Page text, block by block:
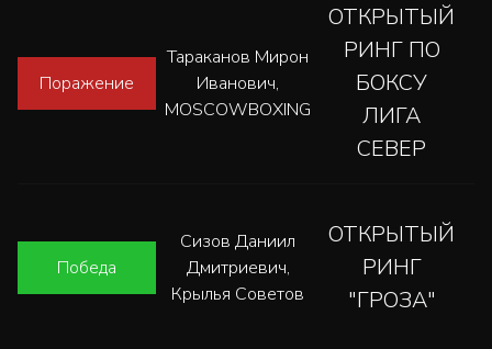
Поражение
Тараканов Мирон
Иванович,
MOSCOWBOXING
ОТКРЫТЫЙ
РИНГ ПО
БОКСУ
ЛИГА
СЕВЕР
Победа
Сизов Даниил
Дмитриевич,
Крылья Советов
ОТКРЫТЫЙ
РИНГ
"ГРОЗА"